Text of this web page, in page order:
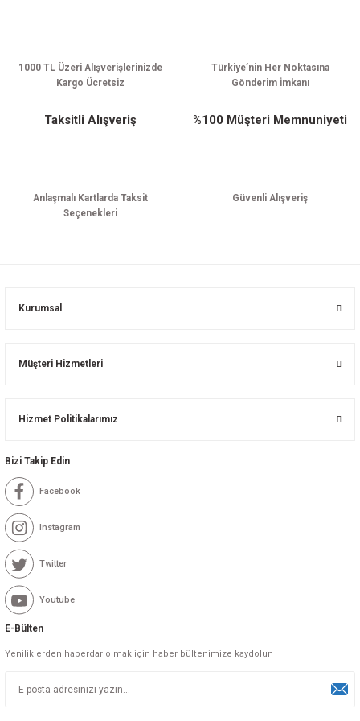
1000 TL Üzeri Alışverişlerinizde
Kargo Ücretsiz
Türkiye’nin Her Noktasına
Gönderim İmkanı
Taksitli Alışveriş
Anlaşmalı Kartlarda Taksit
Seçenekleri
%100 Müşteri Memnuniyeti
Güvenli Alışveriş
Kurumsal
Müşteri Hizmetleri
Hizmet Politikalarımız
Bizi Takip Edin
Facebook
Instagram
Twitter
Youtube
E-Bülten
Yeniliklerden haberdar olmak için haber bültenimize kaydolun